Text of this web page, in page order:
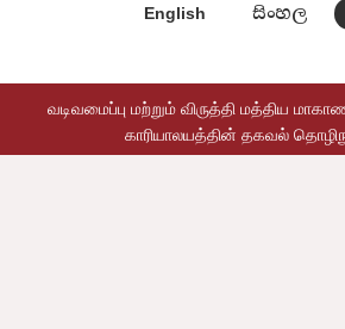
English සිංහල
வடிவமைப்பு மற்றும் விருத்தி மத்திய
காரியாலயத்தின் தகவல்